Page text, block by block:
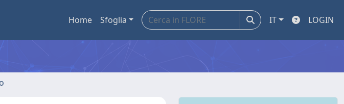
Home Sfoglia IT LOGIN